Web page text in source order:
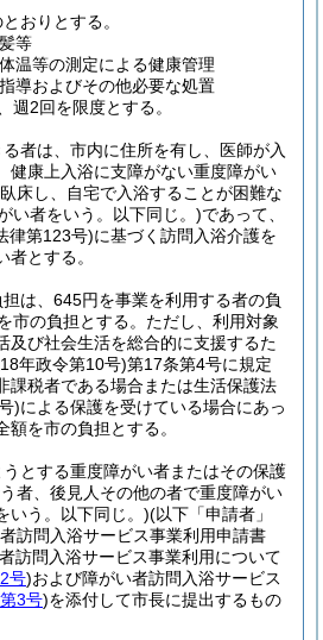
おりとする。
等
温等の測定による健康管理
導およびその他必要な処置
週2回を限度とする。
者は、市内に住所を有し、医師が入
健康上入浴に支障がない重度障がい
床し、自宅で入浴することが困難な
い者をいう。以下同じ。)であって、
律第123号)に基づく訪問入浴介護を
とする。
は、645円を事業を利用する者の負
市の負担とする。 ただし、利用対象
及び社会生活を総合的に支援するた
年政令第10号)第17条第4号に規定
課税者である場合または生活保護法
)による保護を受けている場合にあっ
を市の負担とする。
とする重度障がい者またはその保護
者、後見人その他の者で重度障がい
いう。以下同じ。)(以下「申請者」
訪問入浴サービス事業利用申請書
訪問入浴サービス事業利用について
号)および障がい者訪問入浴サービス
3号)を添付して市長に提出するもの